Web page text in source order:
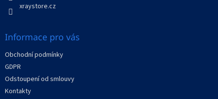
xraystore.cz
Informace pro vás
Obchodní podmínky
GDPR
Odstoupení od smlouvy
Kontakty